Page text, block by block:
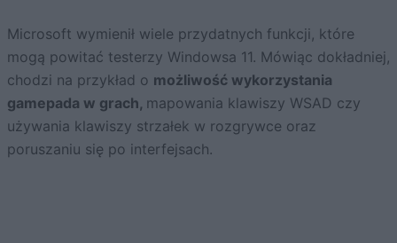
Microsoft wymienił wiele przydatnych funkcji, które
mogą powitać testerzy Windowsa 11. Mówiąc dokładniej,
chodzi na przykład o możliwość wykorzystania
gamepada w grach, mapowania klawiszy WSAD czy
używania klawiszy strzałek w rozgrywce oraz
poruszaniu się po interfejsach.